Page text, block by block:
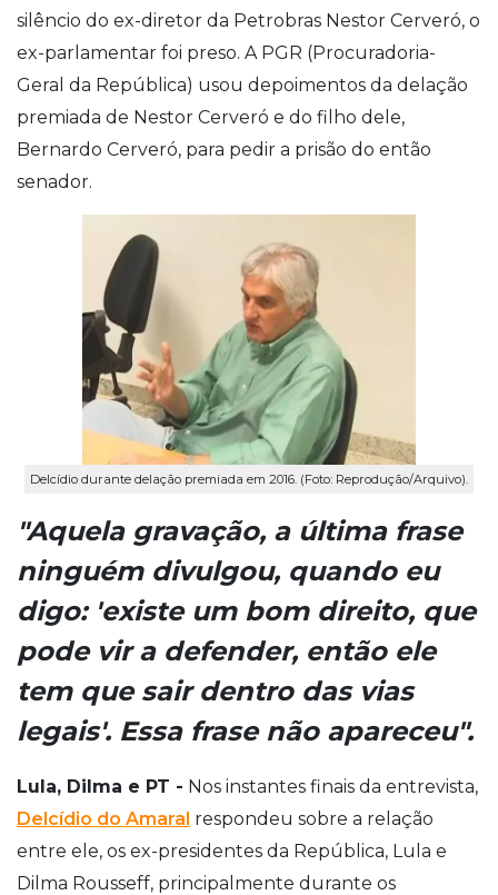
silêncio do ex-diretor da Petrobras Nestor Cerveró, o
ex-parlamentar foi preso. A PGR (Procuradoria-
Geral da República) usou depoimentos da delação
premiada de Nestor Cerveró e do filho dele,
Bernardo Cerveró, para pedir a prisão do então
senador.
Delcídio durante delação premiada em 2016. (Foto: Reprodução/Arquivo).
"Aquela gravação, a última frase
ninguém divulgou, quando eu
digo: 'existe um bom direito, que
pode vir a defender, então ele
tem que sair dentro das vias
legais'. Essa frase não apareceu".
Lula, Dilma e PT - Nos instantes finais da entrevista,
Delcídio do Amaral respondeu sobre a relação
entre ele, os ex-presidentes da República, Lula e
Dilma Rousseff, principalmente durante os